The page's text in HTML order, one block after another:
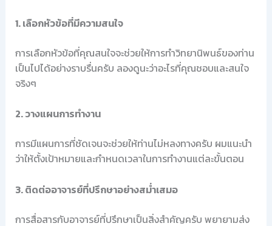
1. เลือกหัวข้อที่มีความสนใจ
การเลือกหัวข้อที่คุณสนใจจะช่วยให้การทำวิทยานิพนธ์ของท่าน
เป็นไปได้อย่างราบรื่นครับ ลองดูนะว่าอะไรที่คุณชอบและสนใจ
จริงๆ
2. วางแผนการทำงาน
การมีแผนการที่ชัดเจนจะช่วยให้ท่านไม่หลงทางครับ ผมแนะนำ
ว่าให้ตั้งเป้าหมายและกำหนดเวลาในการทำงานแต่ละขั้นตอน
3. ติดต่ออาจารย์ที่ปรึกษาอย่างสม่ำเสมอ
การสื่อสารกับอาจารย์ที่ปรึกษาเป็นสิ่งสำคัญครับ พยายามส่ง